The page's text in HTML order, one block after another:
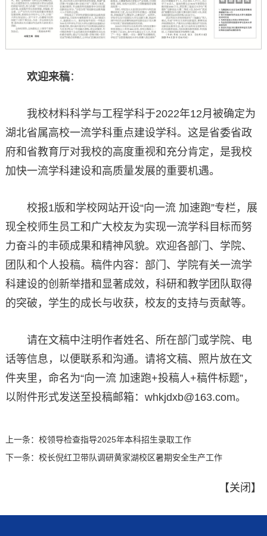
欢迎来稿：
我校材料科学与工程学科于2022年12月被确定为
湖北省属高校一流学科重点建设学科。这是省委省政
府和省教育厅对我校的高度重视和充分肯定，是我校
加快一流学科建设和高质量发展的重要机遇。
校报1版和学校网站开设“向一流 加速跑”专栏，展
现全校师生员工和广大校友为实现一流学科目标而努
力奋斗的丰硕成果和精神风貌。欢迎各部门、学院、
团队和个人投稿。稿件内容：部门、学院有关一流学
科建设的创新举措和显著成效，科研和教学团队取得
的突破，学生的成长与收获，校友的支持与贡献等。
请在文稿中注明作者姓名、所在部门或学院、电
话等信息，以便联系和沟通。请将文稿、照片放在文
件夹里，命名为“向一流 加速跑+投稿人+稿件标题”，
以附件形式发送至投稿邮箱：whkjdxb@163.com。
上一条： 校领导检查指导2025年本科招生录取工作
下一条： 校长倪红卫带队调研黄家湖校区暑期安全生产工作
【关闭 】